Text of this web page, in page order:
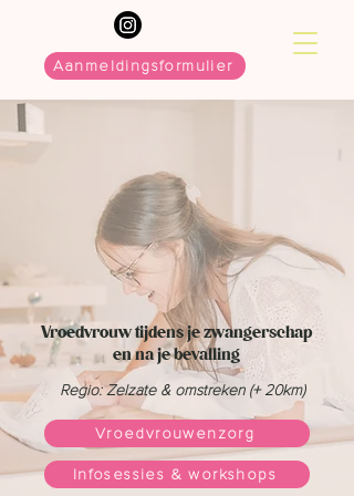
Aanmeldingsformulier
Vroedvrouw tijdens je zwangerschap
en na je bevalling
Regio: Zelzate & omstreken (+ 20km)
Vroedvrouwenzorg
Infosessies & workshops